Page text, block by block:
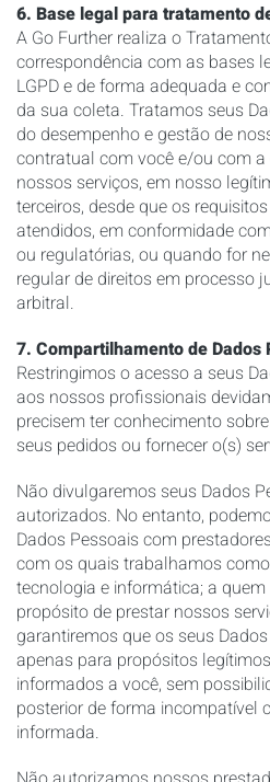
6. Base legal para tratamento
A Go Further realiza o
correspondência com as bases
LGPD e de forma adequada e
da sua coleta. Tratamos seus
do desempenho e gestão de
contratual com você e/ou com
nossos serviços, em nosso
terceiros, desde que os
atendidos, em conformidade
ou regulatórias, ou quando for
regular de direitos em processo
arbitral.
7. Compartilhamento de Dados
Restringimos o acesso a seus
aos nossos profissionais
precisem ter conhecimento
seus pedidos ou fornecer o(s)
Não divulgaremos seus Dados
autorizados. No entanto,
Dados Pessoais com
com os quais trabalhamos
tecnologia e informática; a
propósito de prestar nossos
garantiremos que os seus
apenas para propósitos
informados a você, sem
posterior de forma incompatível
informada.